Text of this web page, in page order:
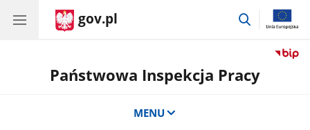
gov.pl
przejdź
Państwowa Inspekcja Pracy
MENU